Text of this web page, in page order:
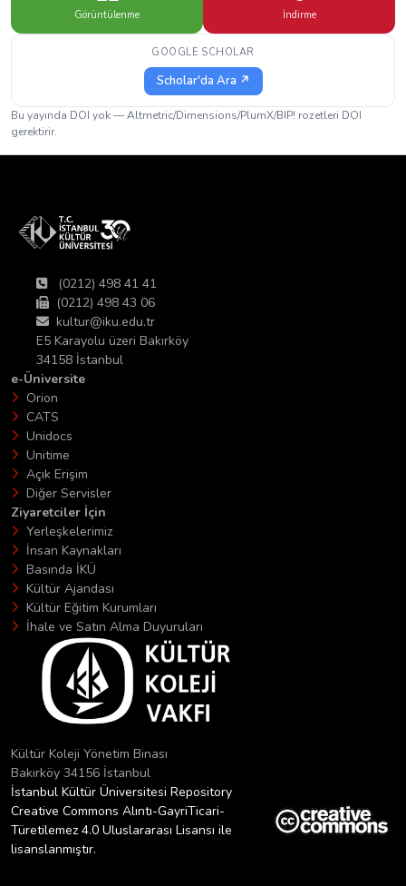
Görüntülenme İndirme
GOOGLE SCHOLAR
Scholar'da Ara ↗
Bu yayında DOI yok — Altmetric/Dimensions/PlumX/BIP! rozetleri DOI
gerektirir.
(0212) 498 41 41
(0212) 498 43 06
kultur@iku.edu.tr
E5 Karayolu üzeri Bakırköy
34158 İstanbul
e-Üniversite
Orion
CATS
Unidocs
Unitime
Açık Erişim
Diğer Servisler
Ziyaretciler İçin
Yerleşkelerimiz
İnsan Kaynakları
Basında İKÜ
Kültür Ajandası
Kültür Eğitim Kurumları
İhale ve Satın Alma Duyuruları
Kültür Koleji Yönetim Binası
Bakırköy 34156 İstanbul
İstanbul Kültür Üniversitesi Repository
Creative Commons Alıntı-GayriTicari-
Türetilemez 4.0 Uluslararası Lisansı ile
lisanslanmıştır.